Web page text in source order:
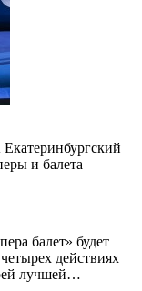
Екатеринбургский
и балета
балет» будет
действиях
лучшей…